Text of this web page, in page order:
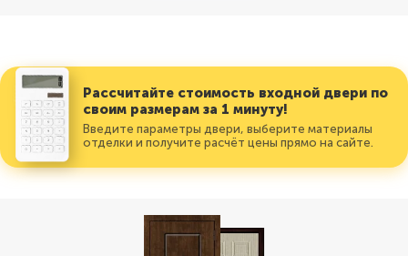
Рассчитайте стоимость входной двери по
своим размерам за 1 минуту!
Введите параметры двери, выберите материалы
отделки и получите расчёт цены прямо на сайте.